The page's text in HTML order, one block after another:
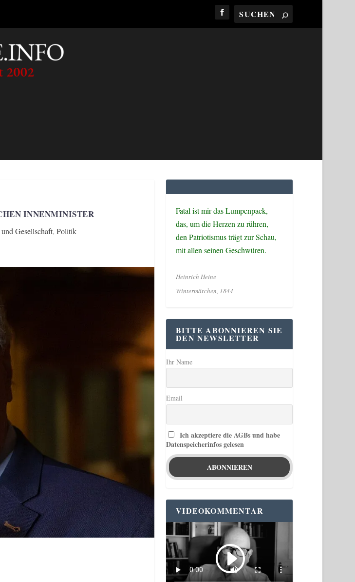
INNENMINISTER
Gesellschaft, Politik
Fatal ist mir das Lumpenpack,
das, um die Herzen zu rühren,
den Patriotismus trägt zur Schau,
mit allen seinen Geschwüren.
Heinrich Heine
Wintermärchen, 1844
BITTE ABONNIEREN SIE
DEN NEWSLETTER
Ihr Name
Email
Ich akzeptiere die AGBs und habe
Datenspeicherinfos gelesen
VIDEOKOMMENTAR